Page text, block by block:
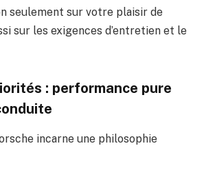
seulement sur votre plaisir de
sur les exigences d’entretien et le
: performance pure
incarne une philosophie